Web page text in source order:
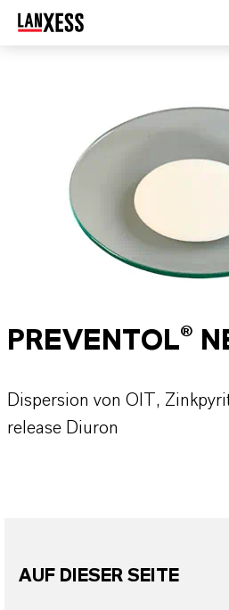
PREVENTOL®
Dispersion von OIT,
release Diuron
AUF DIESER SEITE